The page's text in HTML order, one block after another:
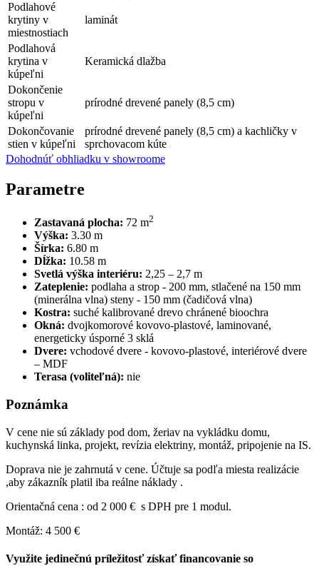
Podlahové
krytiny v
miestnostiach
laminát
Podlahová
krytina v
kúpeľni
Keramická dlažba
Dokončenie
stropu v
kúpeľni
prírodné drevené panely (8,5 cm)
Dokončovanie
stien v kúpeľni
prírodné drevené panely (8,5 cm) a kachličky v
sprchovacom kúte
Dohodnúť obhliadku v showroome
Parametre
Zastavaná plocha: 72 m2
Výška: 3.30 m
Šírka: 6.80 m
Dĺžka: 10.58 m
Svetlá výška interiéru: 2,25 – 2,7 m
Zateplenie: podlaha a strop - 200 mm, stlačené na 150 mm
(minerálna vlna) steny - 150 mm (čadičová vlna)
Kostra: suché kalibrované drevo chránené bioochra
Okná: dvojkomorové kovovo-plastové, laminované,
energeticky úsporné 3 sklá
Dvere: vchodové dvere - kovovo-plastové, interiérové dvere
– MDF
Terasa (voliteľná): nie
Poznámka
V cene nie sú základy pod dom, žeriav na vykládku domu,
kuchynská linka, projekt, revízia elektriny, montáž, pripojenie na IS.
Doprava nie je zahrnutá v cene. Účtuje sa podľa miesta realizácie
,aby zákazník platil iba reálne náklady .
Orientačná cena : od 2 000 € s DPH pre 1 modul.
Montáž: 4 500 €
Využite jedinečnú príležitosť získať financovanie so